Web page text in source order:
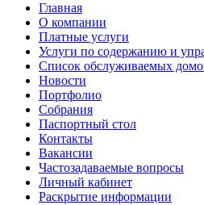
Главная
О компании
Платные услуги
Услуги по содержанию и
Список обслуживаемых
Новости
Портфолио
Собрания
Паспортный стол
Контакты
Вакансии
Частозадаваемые вопросы
Личный кабинет
Раскрытие информации